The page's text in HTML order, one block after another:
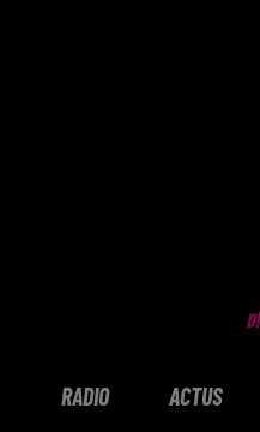
RADIO ACTUS